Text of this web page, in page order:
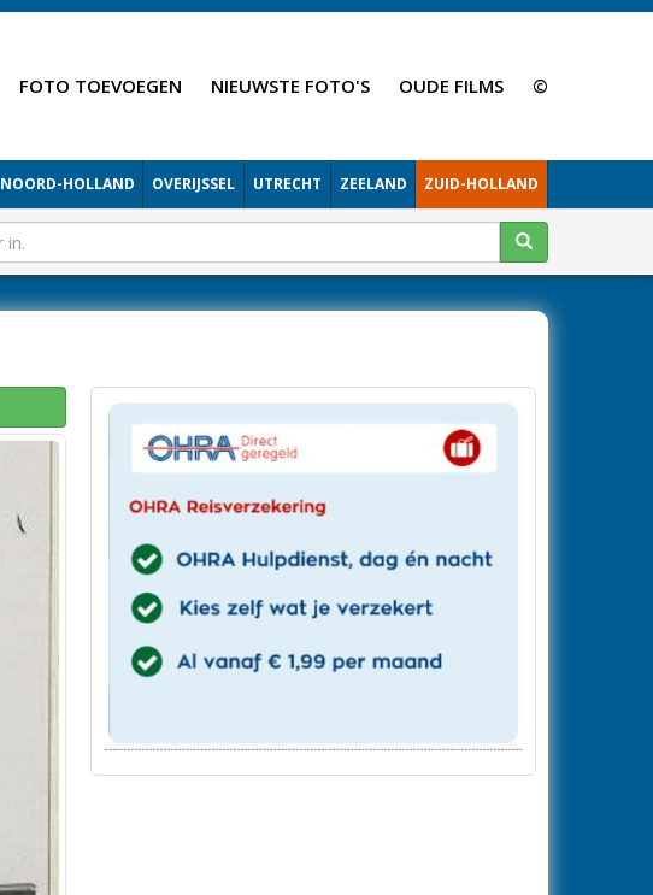
FOTO TOEVOEGEN NIEUWSTE FOTO'S OUDE FILMS ©
NOORD-HOLLAND OVERIJSSEL UTRECHT ZEELAND ZUID-HOLLAND